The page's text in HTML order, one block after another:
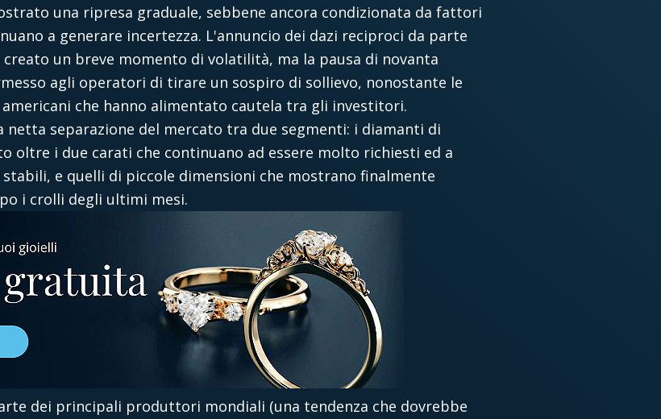
una ripresa graduale, sebbene ancora condizionata da fattori
a generare incertezza. L'annuncio dei dazi reciproci da parte
un breve momento di volatilità, ma la pausa di novanta
agli operatori di tirare un sospiro di sollievo, nonostante le
che hanno alimentato cautela tra gli investitori.
netta separazione del mercato tra due segmenti: i diamanti di
oltre i due carati che continuano ad essere molto richiesti ed a
e quelli di piccole dimensioni che mostrano finalmente
i crolli degli ultimi mesi.
dei principali produttori mondiali (una tendenza che dovrebbe